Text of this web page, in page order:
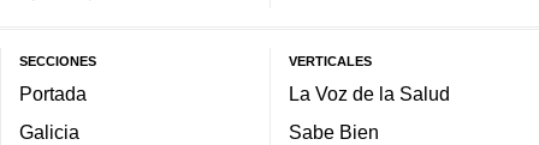
SECCIONES
Portada
Galicia
VERTICALES
La Voz de la Salud
Sabe Bien